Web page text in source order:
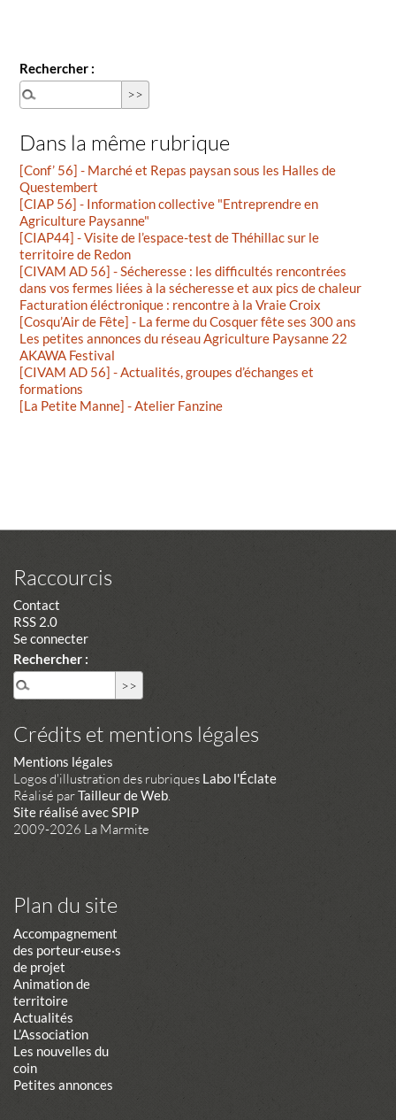
Rechercher :
Dans la même rubrique
[Conf’ 56] - Marché et Repas paysan sous les Halles de
Questembert
[CIAP 56] - Information collective "Entreprendre en
Agriculture Paysanne"
[CIAP44] - Visite de l’espace-test de Théhillac sur le
territoire de Redon
[CIVAM AD 56] - Sécheresse : les difficultés rencontrées
dans vos fermes liées à la sécheresse et aux pics de chaleur
Facturation éléctronique : rencontre à la Vraie Croix
[Cosqu’Air de Fête] - La ferme du Cosquer fête ses 300 ans
Les petites annonces du réseau Agriculture Paysanne 22
AKAWA Festival
[CIVAM AD 56] - Actualités, groupes d’échanges et
formations
[La Petite Manne] - Atelier Fanzine
Raccourcis
Contact
RSS 2.0
Se connecter
Rechercher :
Crédits et mentions légales
Mentions légales
Logos d'illustration des rubriques Labo l'Éclate
Réalisé parTailleur de Web.
Site réalisé avec SPIP
2009-2026 La Marmite
Plan du site
Accompagnement
des porteur·euse·s
de projet
Animation de
territoire
Actualités
L’Association
Les nouvelles du
coin
Petites annonces